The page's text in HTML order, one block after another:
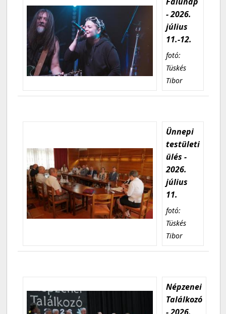
- 2026.
július
11.-12.
fotó:
Tüskés
Tibor
Ünnepi
testületi
ülés -
2026.
július
11.
fotó:
Tüskés
Tibor
Népzenei
Találkozó